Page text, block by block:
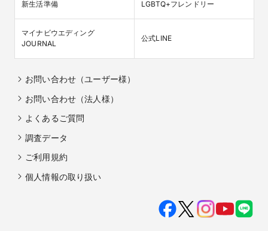
新生活準備 LGBTQ+フレンドリー
マイナビウエディング
JOURNAL
公式LINE
お問い合わせ（ユーザー様）
お問い合わせ（法人様）
よくあるご質問
調査データ
ご利用規約
個人情報の取り扱い